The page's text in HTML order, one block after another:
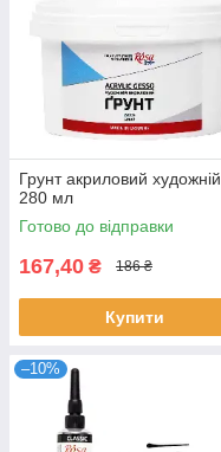
Грунт акриловий художній
280 мл
Готово до відправки
167,40 ₴ 186 ₴
Купити
–10%